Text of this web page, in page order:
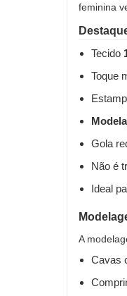
feminina
Tecido
Toque
Gola
Não é
Ideal
A
Cavas